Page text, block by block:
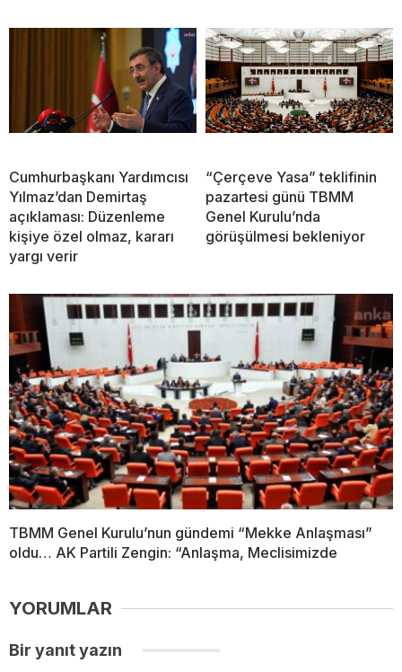
Cumhurbaşkanı Yardımcısı
Yılmaz’dan Demirtaş
açıklaması: Düzenleme
kişiye özel olmaz, kararı
yargı verir
“Çerçeve Yasa” teklifinin
pazartesi günü TBMM
Genel Kurulu’nda
görüşülmesi bekleniyor
TBMM Genel Kurulu’nun gündemi “Mekke Anlaşması”
oldu… AK Partili Zengin: “Anlaşma, Meclisimizde
YORUMLAR
Bir yanıt yazın